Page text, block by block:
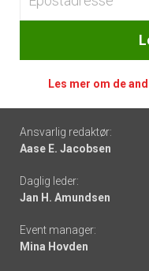
Les mer om de
Footer
-
links
Ansvarlig redaktør:
Aase E. Jacobsen
Daglig leder:
Jan H. Amundsen
Event manager:
Mina Hovden